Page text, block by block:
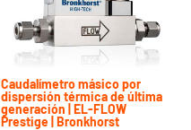
Caudalímetro másico por
dispersión térmica de última
generación | EL-FLOW
Prestige | Bronkhorst